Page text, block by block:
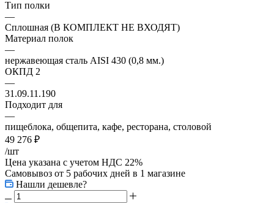
Тип полки
—
Сплошная (В КОМПЛЕКТ НЕ ВХОДЯТ)
Материал полок
—
нержавеющая сталь AISI 430 (0,8 мм.)
ОКПД 2
—
31.09.11.190
Подходит для
—
пищеблока, общепита, кафе, ресторана, столовой
49 276 ₽
/шт
Цена указана с учетом НДС 22%
Самовывоз от 5 рабочих дней в 1 магазине
Нашли дешевле?